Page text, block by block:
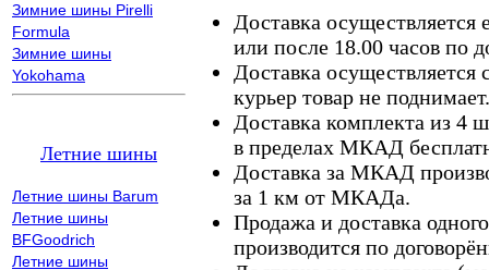
Зимние шины Pirelli
Formula
Зимние шины
Yokohama
Летние шины
Летние шины Barum
Летние шины
BFGoodrich
Летние шины
Доставка осуществляется
или после 18.00 часов по
Доставка осуществляется
курьер товар не поднимает.
Доставка комплекта из 4
в пределах МКАД
Доставка за МКАД
за 1 км от МКАДа.
Продажа и доставка
производится по